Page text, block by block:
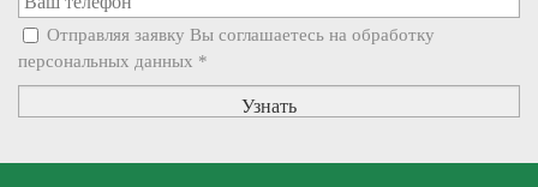
Отправляя заявку Вы соглашаетесь на обработку
персональных данных *